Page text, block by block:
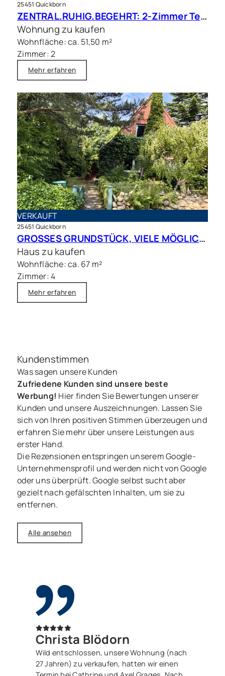
25451 Quickborn
ZENTRAL.RUHIG.BEGEHRT: 2-Zimmer Terrassenwohnung in beliebter Wohnlage
Wohnung zu kaufen
Wohnfläche: ca. 51,50 m²
Zimmer: 2
Mehr erfahren
VERKAUFT
25451 Quickborn
GROSSES GRUNDSTÜCK, VIELE MÖGLICHKEITEN – Charmantes Siedlungshaus in Top Lage
Haus zu kaufen
Wohnfläche: ca. 67 m²
Zimmer: 4
Mehr erfahren
Kundenstimmen
Was sagen unsere Kunden
Zufriedene Kunden sind unsere beste
Werbung! Hier finden Sie Bewertungen unserer
Kunden und unsere Auszeichnungen. Lassen Sie
sich von Ihren positiven Stimmen überzeugen und
erfahren Sie mehr über unsere Leistungen aus
erster Hand.
Die Rezensionen entspringen unserem Google-
Unternehmensprofil und werden nicht von Google
oder uns überprüft. Google selbst sucht aber
gezielt nach gefälschten Inhalten, um sie zu
entfernen.
Alle ansehen
Christa Blödorn
Wild entschlossen, unsere Wohnung (nach
27 Jahren) zu verkaufen, hatten wir einen